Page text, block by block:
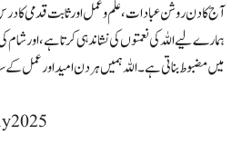
آج کا دن روشن عبادات، علم و عمل اور ثابت قدمی کا
ہمارے لیے اللہ کی نعمتوں کی نشاندہی کرتا ہے، اور شام
میں مضبوط بناتی ہے۔ اللہ ہمیں ہر دن امید اور عمل